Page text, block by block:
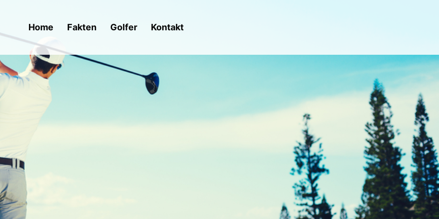
Home Fakten Golfer Kontakt